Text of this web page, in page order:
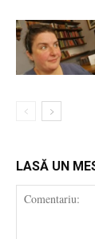
LASĂ UN